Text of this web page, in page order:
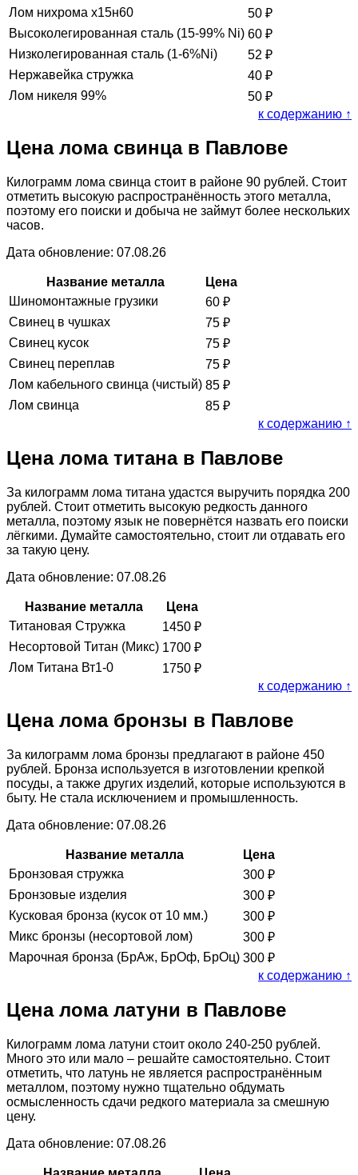
Лом нихрома х15н60
50 ₽
Высоколегированная сталь (15-99% Ni) 60 ₽
Низколегированная сталь (1-6%Ni)
52 ₽
Нержавейка стружка
40 ₽
Лом никеля 99%
50 ₽
к содержанию ↑
Цена лома свинца в Павлове
Килограмм лома свинца стоит в районе 90 рублей. Стоит
отметить высокую распространённость этого металла,
поэтому его поиски и добыча не займут более нескольких
часов.
Дата обновление: 07.08.26
Название металла
Цена
Шиномонтажные грузики
60 ₽
Свинец в чушках
75 ₽
Свинец кусок
75 ₽
Свинец переплав
75 ₽
Лом кабельного свинца (чистый) 85 ₽
Лом свинца
85 ₽
к содержанию ↑
Цена лома титана в Павлове
За килограмм лома титана удастся выручить порядка 200
рублей. Стоит отметить высокую редкость данного
металла, поэтому язык не повернётся назвать его поиски
лёгкими. Думайте самостоятельно, стоит ли отдавать его
за такую цену.
Дата обновление: 07.08.26
Название металла
Цена
Титановая Стружка
1450 ₽
Несортовой Титан (Микс) 1700 ₽
Лом Титана Вт1-0
1750 ₽
к содержанию ↑
Цена лома бронзы в Павлове
За килограмм лома бронзы предлагают в районе 450
рублей. Бронза используется в изготовлении крепкой
посуды, а также других изделий, которые используются в
быту. Не стала исключением и промышленность.
Дата обновление: 07.08.26
Название металла
Цена
Бронзовая стружка
300 ₽
Бронзовые изделия
300 ₽
Кусковая бронза (кусок от 10 мм.)
300 ₽
Микс бронзы (несортовой лом)
300 ₽
Марочная бронза (БрАж, БрОф, БрОц) 300 ₽
к содержанию ↑
Цена лома латуни в Павлове
Килограмм лома латуни стоит около 240-250 рублей.
Много это или мало – решайте самостоятельно. Стоит
отметить, что латунь не является распространённым
металлом, поэтому нужно тщательно обдумать
осмысленность сдачи редкого материала за смешную
цену.
Дата обновление: 07.08.26